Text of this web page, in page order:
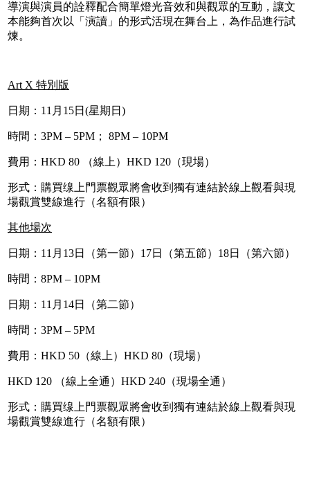
導演與演員的詮釋配合簡單燈光音效和與觀眾的互動，讓文
本能夠首次以「演讀」的形式活現在舞台上，為作品進行試
煉。
Art X 特別版
日期：11月15日(星期日)
時間：3PM – 5PM； 8PM – 10PM
費用：HKD 80 （線上）HKD 120（現場）
形式：購買缐上門票觀眾將會收到獨有連結於線上觀看與現
場觀賞雙線進行（名額有限）
其他場次
日期：11月13日（第一節）17日（第五節）18日（第六節）
時間：8PM – 10PM
日期：11月14日（第二節）
時間：3PM – 5PM
費用：HKD 50（線上）HKD 80（現場）
HKD 120 （線上全通）HKD 240（現場全通）
形式：購買缐上門票觀眾將會收到獨有連結於線上觀看與現
場觀賞雙線進行（名額有限）